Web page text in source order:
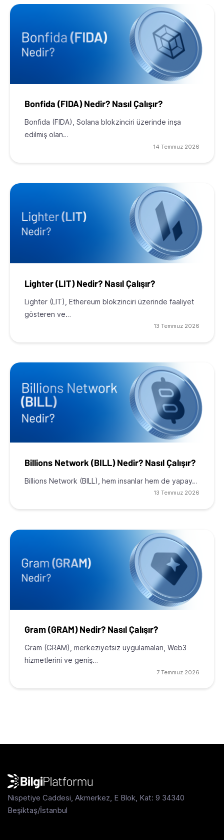
Bonfida (FIDA) Nedir? Nasıl Çalışır?
Bonfida (FIDA), Solana blokzinciri üzerinde inşa
edilmiş olan…
14 Temmuz 2026
Lighter (LIT) Nedir? Nasıl Çalışır?
Lighter (LIT), Ethereum blokzinciri üzerinde faaliyet
gösteren ve…
13 Temmuz 2026
Billions Network (BILL) Nedir? Nasıl Çalışır?
Billions Network (BILL), hem insanlar hem de yapay…
13 Temmuz 2026
Gram (GRAM) Nedir? Nasıl Çalışır?
Gram (GRAM), merkeziyetsiz uygulamaları, Web3
hizmetlerini ve geniş…
7 Temmuz 2026
Nispetiye Caddesi, Akmerkez, E Blok, Kat: 9 34340
Beşiktaş/İstanbul